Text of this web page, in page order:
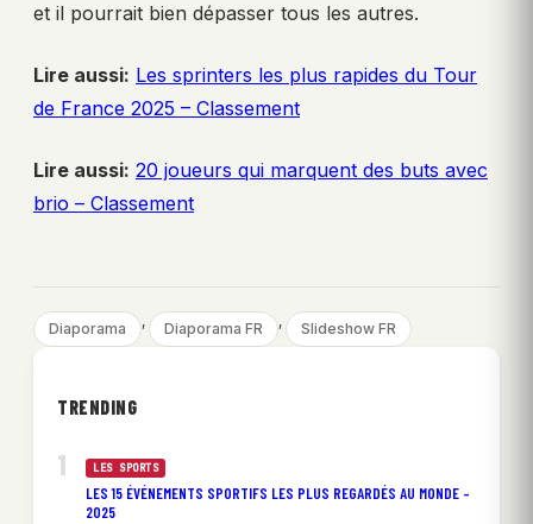
et il pourrait bien dépasser tous les autres.
Lire aussi: Les sprinters les plus rapides du Tour
de France 2025 – Classement
Lire aussi: 20 joueurs qui marquent des buts avec
brio – Classement
Diaporama , Diaporama FR , Slideshow FR
TRENDING
LES SPORTS
LES 15 ÉVÉNEMENTS SPORTIFS LES PLUS REGARDÉS AU MONDE –
2025